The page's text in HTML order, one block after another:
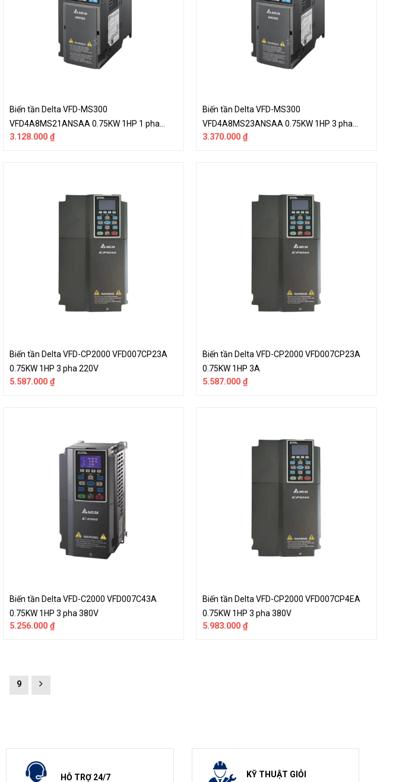
Biến tần Delta VFD-MS300
VFD4A8MS21ANSAA 0.75KW 1HP 1 pha
220V
3.128.000 ₫
Biến tần Delta VFD-MS300
VFD4A8MS23ANSAA 0.75KW 1HP 3 pha
220V
3.370.000 ₫
Biến tần Delta VFD-CP2000 VFD007CP23A
0.75KW 1HP 3 pha 220V
5.587.000 ₫
Biến tần Delta VFD-CP2000 VFD007CP23A
0.75KW 1HP 3A
5.587.000 ₫
Biến tần Delta VFD-C2000 VFD007C43A
0.75KW 1HP 3 pha 380V
5.256.000 ₫
Biến tần Delta VFD-CP2000 VFD007CP4EA
0.75KW 1HP 3 pha 380V
5.983.000 ₫
9
HỖ TRỢ 24/7 KỸ THUẬT GIỎI